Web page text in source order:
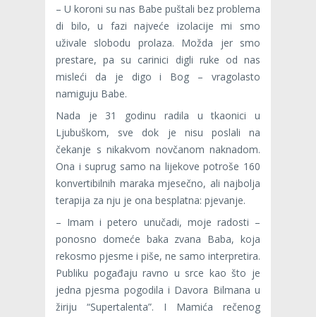
– U koroni su nas Babe puštali bez problema
di bilo, u fazi najveće izolacije mi smo
uživale slobodu prolaza. Možda jer smo
prestare, pa su carinici digli ruke od nas
misleći da je digo i Bog –​ vragolasto
namiguju Babe.
Nada je 31 godinu radila u tkaonici u
Ljubuškom, sve dok je nisu poslali na
čekanje s nikakvom novčanom naknadom.
Ona i suprug samo na lijekove potroše 160
konvertibilnih maraka mjesečno, ali najbolja
terapija za nju je ona besplatna: pjevanje.
– Imam i petero unučadi, moje radosti –
ponosno domeće baka zvana Baba, koja
rekosmo pjesme i piše, ne samo interpretira.
Publiku pogađaju ravno u srce kao što je
jedna pjesma pogodila i Davora Bilmana u
žiriju “Supertalenta”. I Mamića rečenog